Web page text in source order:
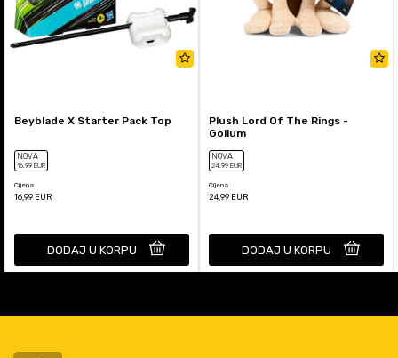
Beyblade X Starter Pack Top
NOVA
16,99 EUR
Cijena
16,99 EUR
DODAJ U KORPU
Plush Lord Of The Rings -
Gollum
NOVA
24,99 EUR
Cijena
24,99 EUR
DODAJ U KORPU